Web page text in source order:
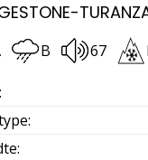
B 67
:
:
: